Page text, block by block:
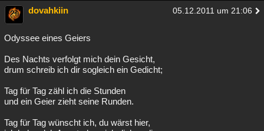
dovahkiin 05.12.2011 um 21:06
Odyssee eines Geiers
Des Nachts verfolgt mich dein Gesicht,
drum schreib ich dir sogleich ein Gedicht;
Tag für Tag zähl ich die Stunden
und ein Geier zieht seine Runden.
Tag für Tag wünscht ich, du wärst hier,